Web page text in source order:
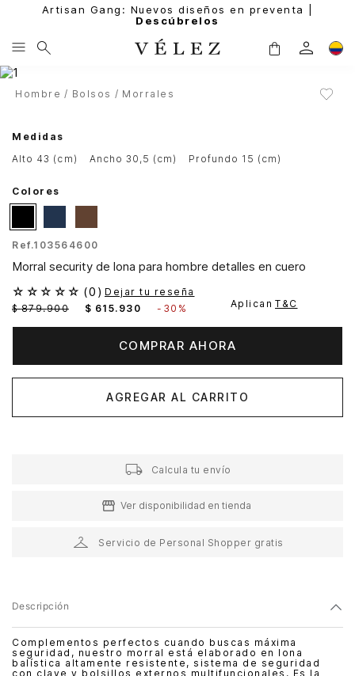
Artisan Gang: Nuevos diseños en preventa |
Descúbrelos
Hombre Bolsos Morrales
Medidas
alto 43 (cm)
ancho 30,5 (cm) profundo 15 (cm)
Colores
Ref.103564600
Morral security de lona para hombre detalles en cuero
☆ ☆ ☆ ☆ ☆ (0 ) Dejar tu reseña
$ 879.900 $ 615. 930 - 30% Aplican T&C
COMPRAR AHORA
AGREGAR AL CARRITO
Calcula tu envío
Ver disponibilidad en tienda
Servicio de Personal Shopper gratis
Descripción
Complementos perfectos cuando buscas máxima
seguridad, nuestro morral está elaborado en lona
balística altamente resistente, sistema de seguridad
con clave y bolsillos externos multifuncionales. Es la